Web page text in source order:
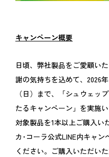
キャンペーン概要
日頃、弊社製品をご愛顧い
謝の気持ちを込めて、2026
（日）まで、「シュウェッ
たるキャンペーン」を実施
対象製品を1本以上ご購入い
カ･コーラ公式LINE内キャ
ください。ご購入いただい